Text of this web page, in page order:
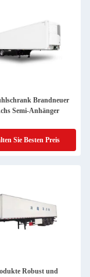
Brandneuer
Semi-Anhänger
Sie Besten Preis
Robust und